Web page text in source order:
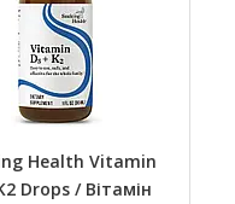
Health Vitamin
Drops / Вітамін